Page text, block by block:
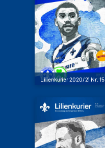
Lilienkurier 2020/21 Nr. 15